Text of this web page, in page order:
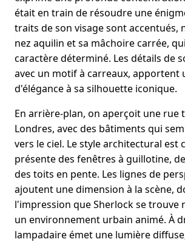
était en train de résoudre une
traits de son visage sont accentués,
nez aquilin et sa mâchoire carrée,
caractère déterminé. Les détails de
avec un motif à carreaux, apportent
d'élégance à sa silhouette iconique.
En arrière-plan, on aperçoit une rue
Londres, avec des bâtiments qui
vers le ciel. Le style architectural est
présente des fenêtres à guillotine,
des toits en pente. Les lignes de
ajoutent une dimension à la scène,
l'impression que Sherlock se trouve
un environnement urbain animé. À
lampadaire émet une lumière